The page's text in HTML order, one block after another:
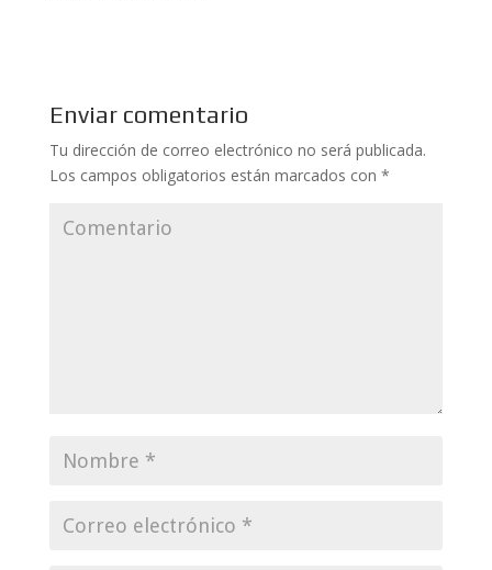
Enviar comentario
Tu dirección de correo electrónico no será publicada.
Los campos obligatorios están marcados con *